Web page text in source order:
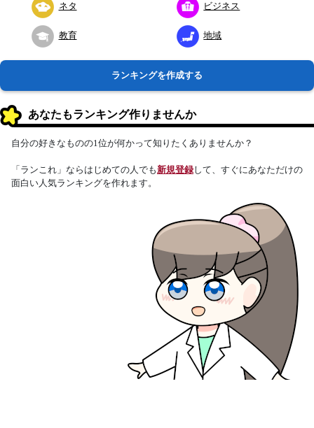
ネタ ビジネス
教育 地域
ランキングを作成する
あなたもランキング作りませんか
自分の好きなものの1位が何かって知りたくありませんか？
「ランこれ」ならはじめての人でも新規登録して、すぐにあなただけの
面白い人気ランキングを作れます。